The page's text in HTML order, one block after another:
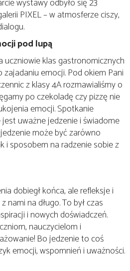
wystawy odbyło się 23
PIXEL – w atmosferze ciszy,
pod lupą
uczniowie klas gastronomicznych
emocji. Pod okiem Pani
z klasy 4A rozmawialiśmy o
po czekoladę czy pizzę nie
emocji. Spotkanie
uważne jedzenie i świadome
może być zarówno
i sposobem na radzenie sobie z
dobiegł końca, ale refleksje i
na długo. To był czas
i nowych doświadczeń.
nauczycielom i
Bo jedzenie to coś
emocji, wspomnień i uważności.